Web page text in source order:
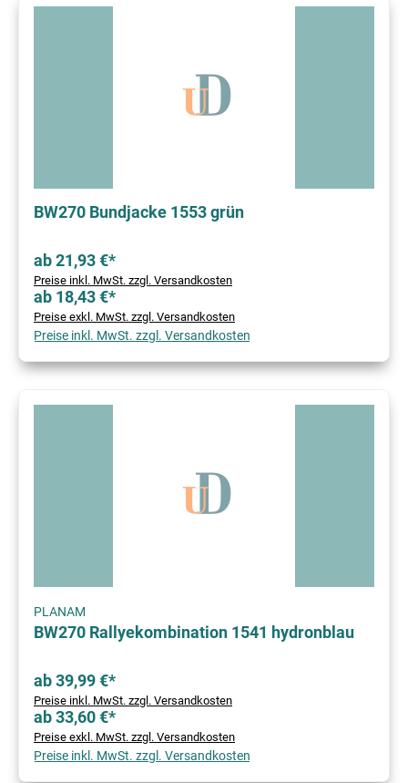
BW270 Bundjacke 1553 grün
ab 21,93 €*
Preise inkl. MwSt. zzgl. Versandkosten
ab 18,43 €*
Preise exkl. MwSt. zzgl. Versandkosten
Preise inkl. MwSt. zzgl. Versandkosten
PLANAM
BW270 Rallyekombination 1541 hydronblau
ab 39,99 €*
Preise inkl. MwSt. zzgl. Versandkosten
ab 33,60 €*
Preise exkl. MwSt. zzgl. Versandkosten
Preise inkl. MwSt. zzgl. Versandkosten